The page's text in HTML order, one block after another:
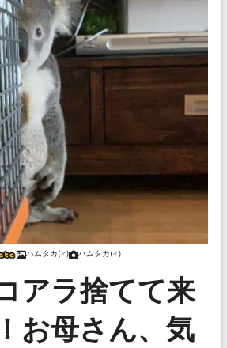
ハムタカ(♂) ハムタカ(♂)
アラ捨てて来
お母さん、気